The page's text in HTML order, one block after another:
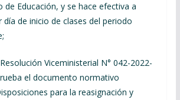
de Educación, y se hace efectiva a
día de inicio de clases del periodo
Viceministerial N° 042-2022-
el documento normativo
para la reasignación y